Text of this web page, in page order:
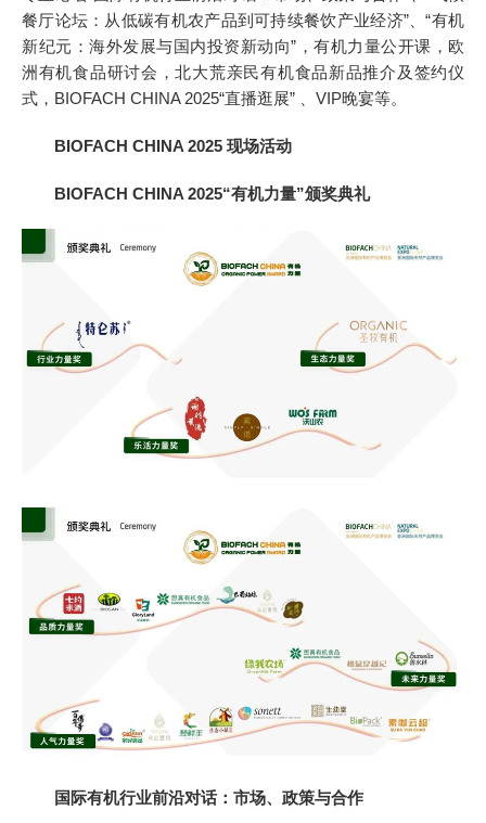
餐厅论坛：从低碳有机农产品到可持续餐饮产业经济”、“有机
新纪元：海外发展与国内投资新动向”，有机力量公开课，欧
洲有机食品研讨会，北大荒亲民有机食品新品推介及签约仪
式，BIOFACH CHINA 2025“直播逛展” 、VIP晚宴等。
BIOFACH CHINA 2025 现场活动
BIOFACH CHINA 2025“有机力量”颁奖典礼
国际有机行业前沿对话： 市场、政策与合作